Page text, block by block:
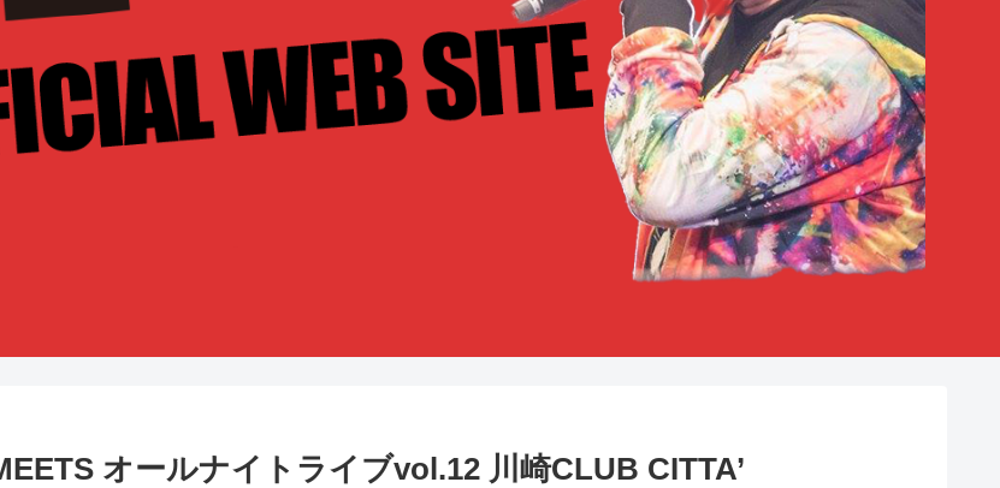
オールナイトライブvol.12 川崎CLUB CITTA’